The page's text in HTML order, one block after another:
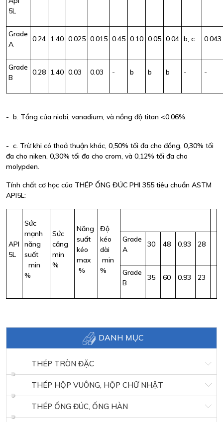
5L
Grade
A
0.24 1.40 0.025 0.015 0.45 0.10 0.05 0.04 b, c 0.043
Grade
B
0.28 1.40 0.03 0.03 - b b b - -
- b. Tổng của niobi, vanadium, và nồng độ titan <0.06%.
- c. Trừ khi có thoả thuận khác, 0,50% tối đa cho đồng, 0,30% tối
đa cho niken, 0,30% tối đa cho crom, và 0,12% tối đa cho
molypden.
Tính chất cơ học của THÉP ỐNG ĐÚC PHI 355 tiêu chuẩn ASTM
API5L:
API
5L
Sức
mạnh
năng
suất
min
%
Sức
căng
min
%
Năng
suất
kéo
max
%
Độ
kéo
dài
min
%
Grade
A
30 48 0.93 28
Grade
B
35 60 0.93 23
DANH MỤC
THÉP TRÒN ĐẶC
THÉP HỘP VUÔNG, HỘP CHỮ NHẬT
THÉP ỐNG ĐÚC, ỐNG HÀN